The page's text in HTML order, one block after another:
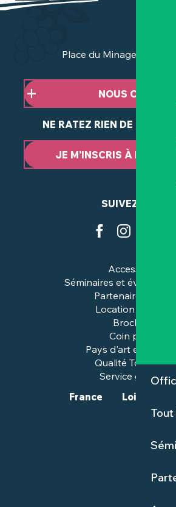
Place du Minage - 44190
NOUS
NE RATEZ RIEN DE NOTRE
JE M’INSCRIS À LA
SUIVEZ-NOUS
Accessibilité
Séminaires et
Partenaires & pros
Location de salles
Brochures
Coin presse
Pays d'art et
Qualité
Service groupes
France
Loire-